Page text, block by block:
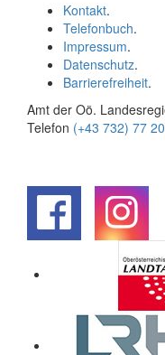
Kontakt.
Telefonbuch.
Impressum.
Datenschutz.
Barrierefreiheit.
Amt der Oö.
Telefon (+43 732) 77